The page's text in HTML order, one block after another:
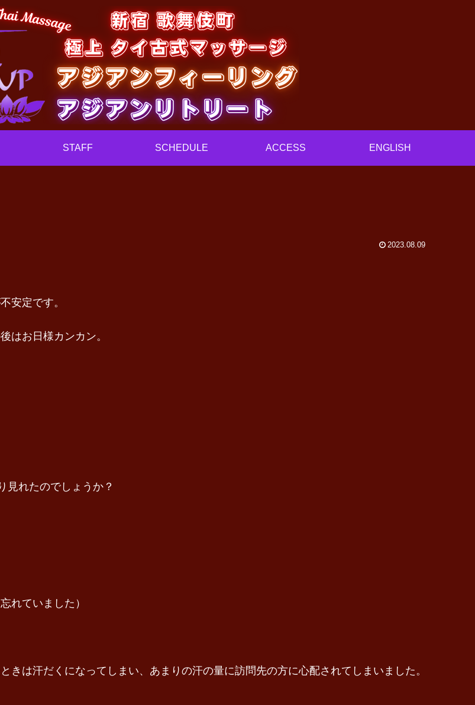
STAFF SCHEDULE ACCESS ENGLISH
2023.08.09
安定です。
はお日様カンカン。
見れたのでしょうか？
れていました）
は汗だくになってしまい、あまりの汗の量に訪問先の方に心配されてしまいました。